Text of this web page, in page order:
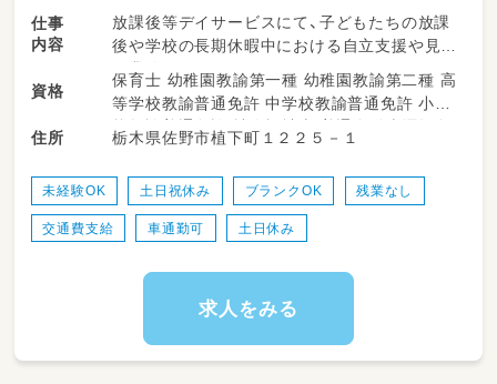
仕事
内容
放課後等デイサービスにて、子どもたちの放課
後や学校の長期休暇中における自立支援や見守
り業務をお願いします♪
パート・アルバイトとしての採用ですので、
正社員のサポートを受けながら、ご自身の勤務
時間に合わせて無理なくお仕事を進めていただ
・正社員のサポート
・施設内やレクリエーション時の安全な見守り
・活動スペースの環境整備
・活動準備のお手伝い
（ワンボックス、普通車、軽自動車等のAT車を使
資格
保育士 幼稚園教諭第一種 幼稚園教諭第二種 高
等学校教諭普通免許 中学校教諭普通免許 小学
校教諭普通免許 社会福祉士 普通自動車運転免
許
住所 栃木県佐野市植下町１２２５－１
未経験OK 土日祝休み ブランクOK 残業なし
交通費支給 車通勤可 土日休み
求人をみる